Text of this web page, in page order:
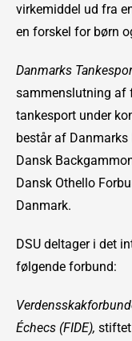
virkemiddel ud fra
en forskel for børn
Danmarks
sammenslutning af
tankesport under
består af Danmarks
Dansk
Dansk Othello
Danmark.
DSU deltager i det
følgende forbund:
Échecs (FIDE), stiftet